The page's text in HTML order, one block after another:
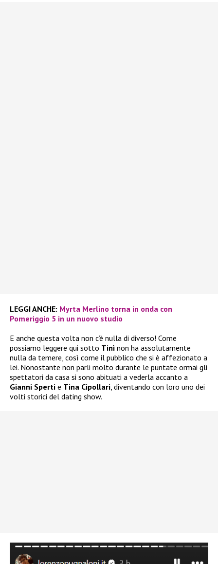
LEGGI ANCHE: Myrta Merlino torna in onda con
Pomeriggio 5 in un nuovo studio
E anche questa volta non c’è nulla di diverso! Come
possiamo leggere qui sotto Tinì non ha assolutamente
nulla da temere, così come il pubblico che si è affezionato a
lei. Nonostante non parli molto durante le puntate ormai gli
spettatori da casa si sono abituati a vederla accanto a
Gianni Sperti e Tina Cipollari, diventando con loro uno dei
volti storici del dating show.